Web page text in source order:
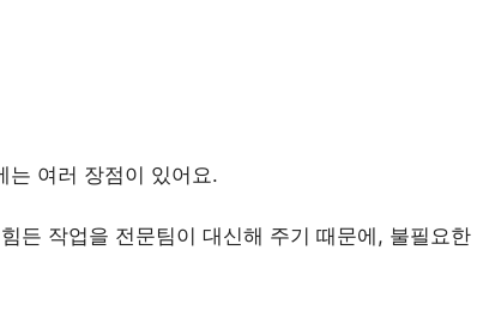
는 여러 장점이 있어요.
든 작업을 전문팀이 대신해 주기 때문에, 불필요한